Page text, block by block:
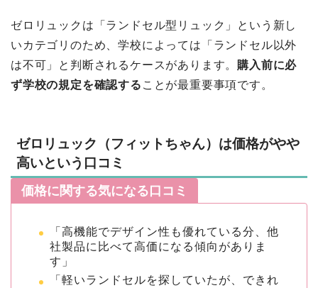
ゼロリュックは「ランドセル型リュック」という新し
いカテゴリのため、学校によっては「ランドセル以外
は不可」と判断されるケースがあります。 購入前に必
ず学校の規定を確認する ことが最重要事項です。
ゼロリュック（フィットちゃん）は価格がやや
高いという口コミ
価格に関する気になる口コミ
「高機能でデザイン性も優れている分、他
社製品に比べて高価になる傾向がありま
す」
「軽いランドセルを探していたが、できれ